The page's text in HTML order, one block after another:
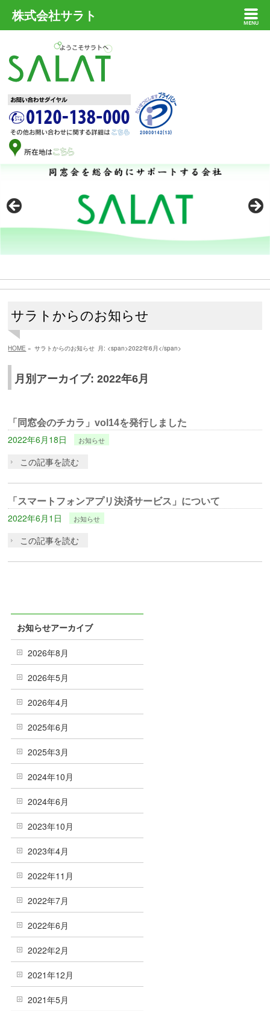
サラトからのお知らせ
HOME » サラトからのお知らせ 月: <span>2022年6月</span>
月別アーカイブ: 2022年6月
「同窓会のチカラ」vol14を発行しました
2022年6月18日 お知らせ
この記事を読む
「スマートフォンアプリ決済サービス」について
2022年6月1日 お知らせ
この記事を読む
お知らせアーカイブ
2026年8月
2026年5月
2026年4月
2025年6月
2025年3月
2024年10月
2024年6月
2023年10月
2023年4月
2022年11月
2022年7月
2022年6月
2022年2月
2021年12月
2021年5月
株式会社サラト